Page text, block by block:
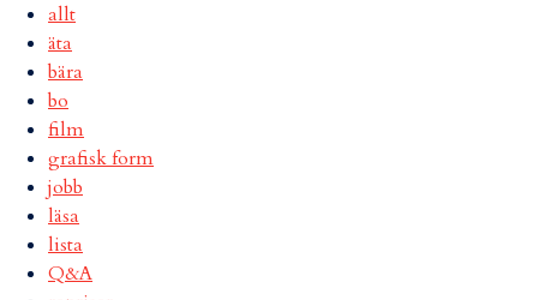
allt
äta
bära
bo
film
grafisk form
jobb
läsa
lista
Q&A